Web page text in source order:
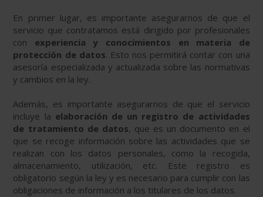
En primer lugar, es importante asegurarnos de que el
servicio que contratamos está dirigido por profesionales
con experiencia y conocimientos en materia de
protección de datos. Esto nos permitirá contar con una
asesoría especializada y actualizada sobre las normativas
y cambios en la ley.
Además, es importante asegurarnos de que el servicio
incluye la elaboración de un registro de actividades
de tratamiento de datos, que es un documento en el
que se recoge información sobre las actividades que se
realizan con los datos personales, como la recogida,
almacenamiento, utilización, etc. Este registro es
obligatorio según la ley y es necesario para cumplir con las
obligaciones de información a los titulares de los datos.